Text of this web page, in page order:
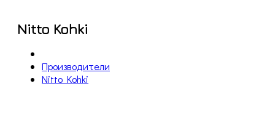
Nitto Kohki
Производители
Nitto Kohki